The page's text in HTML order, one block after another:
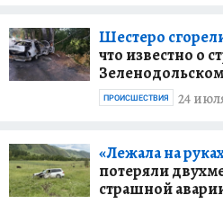
Шестеро
что известно о
Зеленодольском
24
ПРОИСШЕСТВИЯ
«Лежала на
потеряли
страшной